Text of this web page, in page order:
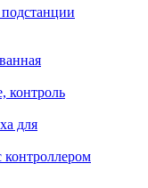
контроль
для
контроллером